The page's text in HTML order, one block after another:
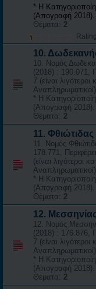
* Η
(Απογραφή 2018).
Θέματα: 2
10.
10. Νομός
(2018) : 190.071,
7 (είναι
* Η
(Απογραφή 2018).
Θέματα: 2
11. Φθιώτιδας
11. Νομός
178.771,
(είναι λιγότεροι
* Η
(Απογραφή 2018).
Θέματα: 2
12. Μεσσηνίας
12. Νομός
(2018) : 176.876,
7 (είναι
* Η
(Απογραφή 2018).
Θέματα: 2